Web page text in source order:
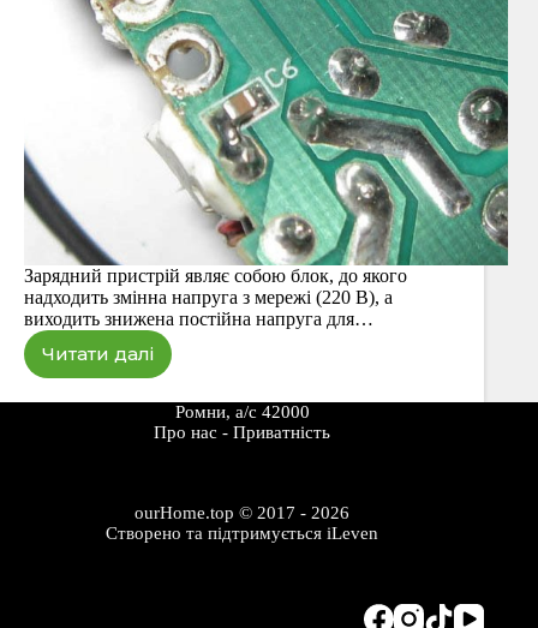
Зарядний пристрій являє собою блок, до якого
надходить змінна напруга з мережі (220 В), а
виходить знижена постійна напруга для…
Читати далі
Типовий
зарядного
пристрою
Ромни, а/с 42000
Про наc -Приватність
ourHome.top © 2017 - 2026
Створено та підтримуєтьсяiLeven